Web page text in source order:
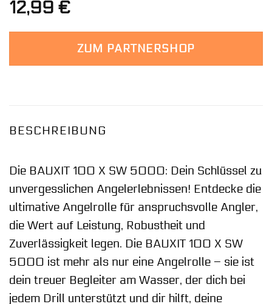
12,99 €
ZUM PARTNERSHOP
BESCHREIBUNG
Die BAUXIT 100 X SW 5000: Dein Schlüssel zu
unvergesslichen Angelerlebnissen! Entdecke die
ultimative Angelrolle für anspruchsvolle Angler,
die Wert auf Leistung, Robustheit und
Zuverlässigkeit legen. Die BAUXIT 100 X SW
5000 ist mehr als nur eine Angelrolle – sie ist
dein treuer Begleiter am Wasser, der dich bei
jedem Drill unterstützt und dir hilft, deine